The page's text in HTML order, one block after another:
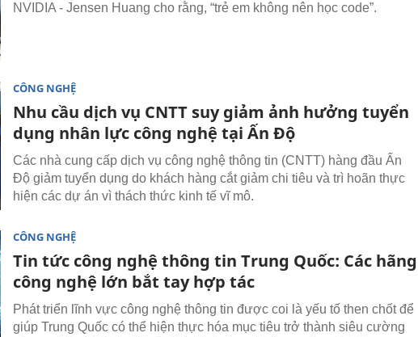
NVIDIA - Jensen Huang cho rằng, “trẻ em không nên học code”.
CÔNG NGHỆ
Nhu cầu dịch vụ CNTT suy giảm ảnh hưởng tuyển
dụng nhân lực công nghệ tại Ấn Độ
Các nhà cung cấp dịch vụ công nghệ thông tin (CNTT) hàng đầu Ấn
Độ giảm tuyển dụng do khách hàng cắt giảm chi tiêu và trì hoãn thực
hiện các dự án vì thách thức kinh tế vĩ mô.
CÔNG NGHỆ
Tin tức công nghệ thông tin Trung Quốc: Các hãng
công nghệ lớn bắt tay hợp tác
Phát triển lĩnh vực công nghệ thông tin được coi là yếu tố then chốt để
giúp Trung Quốc có thể hiện thực hóa mục tiêu trở thành siêu cường